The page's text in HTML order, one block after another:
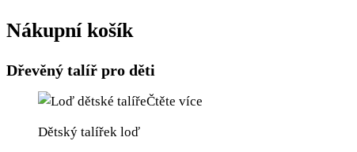
Nákupní košík
Dřevěný talíř pro děti
Čtěte více
Dětský talířek loď